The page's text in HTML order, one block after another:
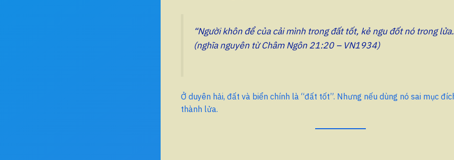
“Người khôn để của cải mình trong đất tốt, kẻ ngu đốt nó trong
(nghĩa nguyên từ Châm Ngôn 21:20 – VN1934)
Ở duyên hải, đất và biển chính là “đất tốt”. Nhưng nếu dùng nó sai mục
thành lửa.